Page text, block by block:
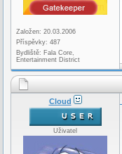
Založen: 20.03.2006
Příspěvky: 487
Bydliště: Fala Core,
Entertainment District
Cloud
Uživatel